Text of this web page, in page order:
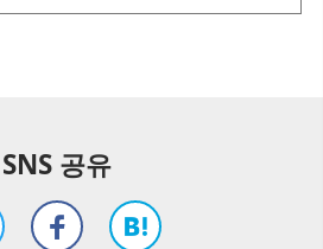
SNS 공유